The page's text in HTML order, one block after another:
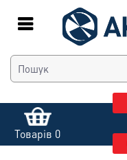
Товарів 0